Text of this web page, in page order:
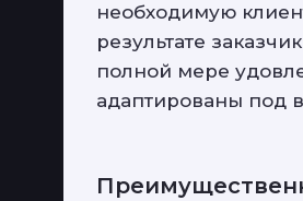
необходимую
результате
полной мере
адаптированы под